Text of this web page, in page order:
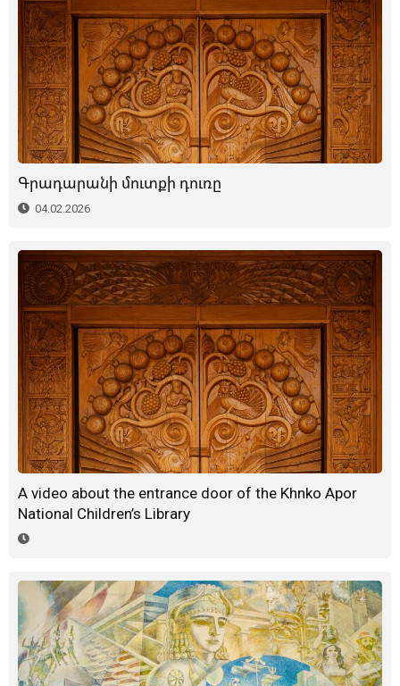
Գրադարանի մուտքի դուռը
04.02.2026
A video about the entrance door of the Khnko Apor
National Children’s Library